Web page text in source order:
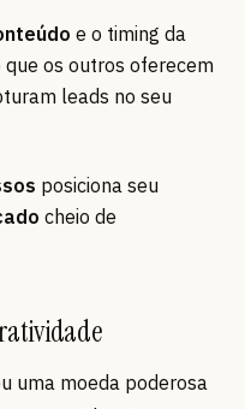
e o timing da
os outros oferecem
leads no seu
posiciona seu
cheio de
uma moeda poderosa